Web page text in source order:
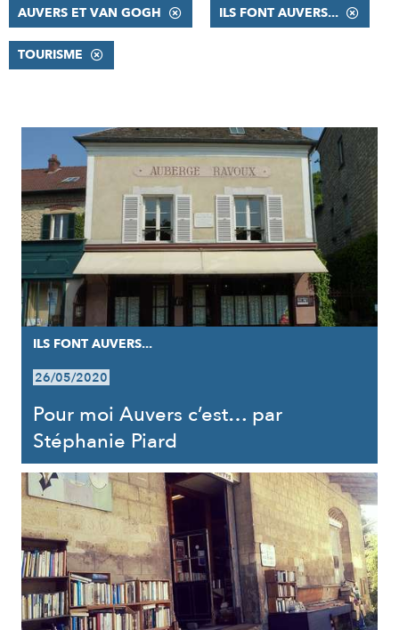
AUVERS ET VAN GOGH ILS FONT AUVERS...
TOURISME
RÉSULTATS
ILS FONT AUVERS...
26/05/2020
Pour moi Auvers c’est… par
Stéphanie Piard